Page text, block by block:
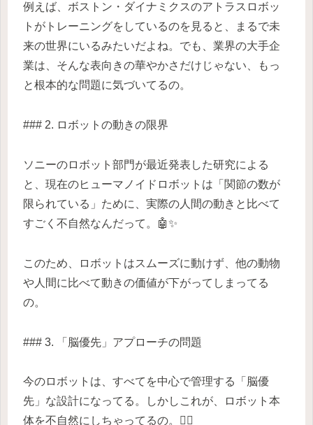
例えば、ボストン・ダイナミクスのアトラスロボッ
トがトレーニングをしているのを見ると、まるで未
来の世界にいるみたいだよね。でも、業界の大手企
業は、そんな表向きの華やかさだけじゃない、もっ
と根本的な問題に気づいてるの。
### 2. ロボットの動きの限界
ソニーのロボット部門が最近発表した研究による
と、現在のヒューマノイドロボットは「関節の数が
限られている」ために、実際の人間の動きと比べて
すごく不自然なんだって。🤖✨
このため、ロボットはスムーズに動けず、他の動物
や人間に比べて動きの価値が下がってしまってる
の。
### 3. 「脳優先」アプローチの問題
今のロボットは、すべてを中心で管理する「脳優
先」な設計になってる。しかしこれが、ロボット本
体を不自然にしちゃってるの。🏋️‍♀️